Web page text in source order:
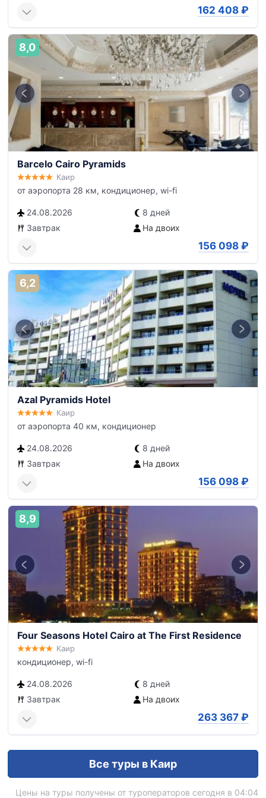
162 408 ₽
8,0
Barcelo Cairo Pyramids
Каир
от аэропорта 28 км, кондиционер, wi-fi
24.08.2026
8 дней
Завтрак
На двоих
156 098 ₽
6,2
Azal Pyramids Hotel
Каир
от аэропорта 40 км, кондиционер
24.08.2026
8 дней
Завтрак
На двоих
156 098 ₽
8,9
Four Seasons Hotel Cairo at The First Residence
Каир
кондиционер, wi-fi
24.08.2026
8 дней
Завтрак
На двоих
263 367 ₽
Все туры в Каир
Цены на туры получены от туроператоров сегодня в 04:04